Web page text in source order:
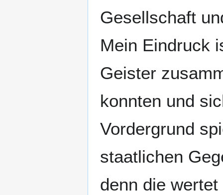
Gesellschaft
Mein Eindruck
Geister
konnten und
Vordergrund
staatlichen
denn die